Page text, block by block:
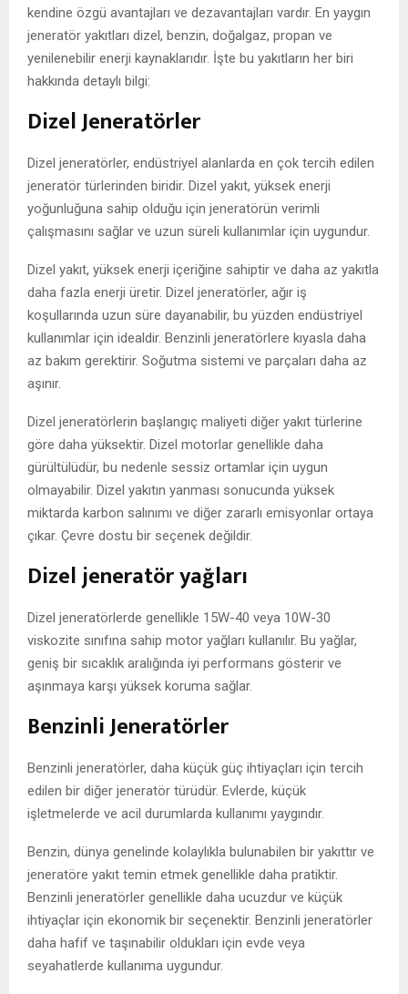
kendine özgü avantajları ve dezavantajları vardır. En yaygın
jeneratör yakıtları dizel, benzin, doğalgaz, propan ve
yenilenebilir enerji kaynaklarıdır. İşte bu yakıtların her biri
hakkında detaylı bilgi:
Dizel Jeneratörler
Dizel jeneratörler, endüstriyel alanlarda en çok tercih edilen
jeneratör türlerinden biridir. Dizel yakıt, yüksek enerji
yoğunluğuna sahip olduğu için jeneratörün verimli
çalışmasını sağlar ve uzun süreli kullanımlar için uygundur.
Dizel yakıt, yüksek enerji içeriğine sahiptir ve daha az yakıtla
daha fazla enerji üretir. Dizel jeneratörler, ağır iş
koşullarında uzun süre dayanabilir, bu yüzden endüstriyel
kullanımlar için idealdir. Benzinli jeneratörlere kıyasla daha
az bakım gerektirir. Soğutma sistemi ve parçaları daha az
aşınır.
Dizel jeneratörlerin başlangıç maliyeti diğer yakıt türlerine
göre daha yüksektir. Dizel motorlar genellikle daha
gürültülüdür, bu nedenle sessiz ortamlar için uygun
olmayabilir. Dizel yakıtın yanması sonucunda yüksek
miktarda karbon salınımı ve diğer zararlı emisyonlar ortaya
çıkar. Çevre dostu bir seçenek değildir.
Dizel jeneratör yağları
Dizel jeneratörlerde genellikle 15W-40 veya 10W-30
viskozite sınıfına sahip motor yağları kullanılır. Bu yağlar,
geniş bir sıcaklık aralığında iyi performans gösterir ve
aşınmaya karşı yüksek koruma sağlar.
Benzinli Jeneratörler
Benzinli jeneratörler, daha küçük güç ihtiyaçları için tercih
edilen bir diğer jeneratör türüdür. Evlerde, küçük
işletmelerde ve acil durumlarda kullanımı yaygındır.
Benzin, dünya genelinde kolaylıkla bulunabilen bir yakıttır ve
jeneratöre yakıt temin etmek genellikle daha pratiktir.
Benzinli jeneratörler genellikle daha ucuzdur ve küçük
ihtiyaçlar için ekonomik bir seçenektir. Benzinli jeneratörler
daha hafif ve taşınabilir oldukları için evde veya
seyahatlerde kullanıma uygundur.